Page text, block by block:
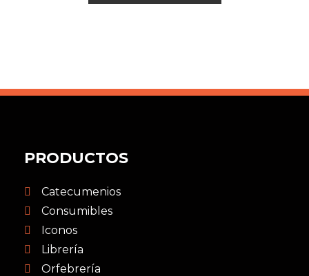
PRODUCTOS
Catecumenios
Consumibles
Iconos
Librería
Orfebrería